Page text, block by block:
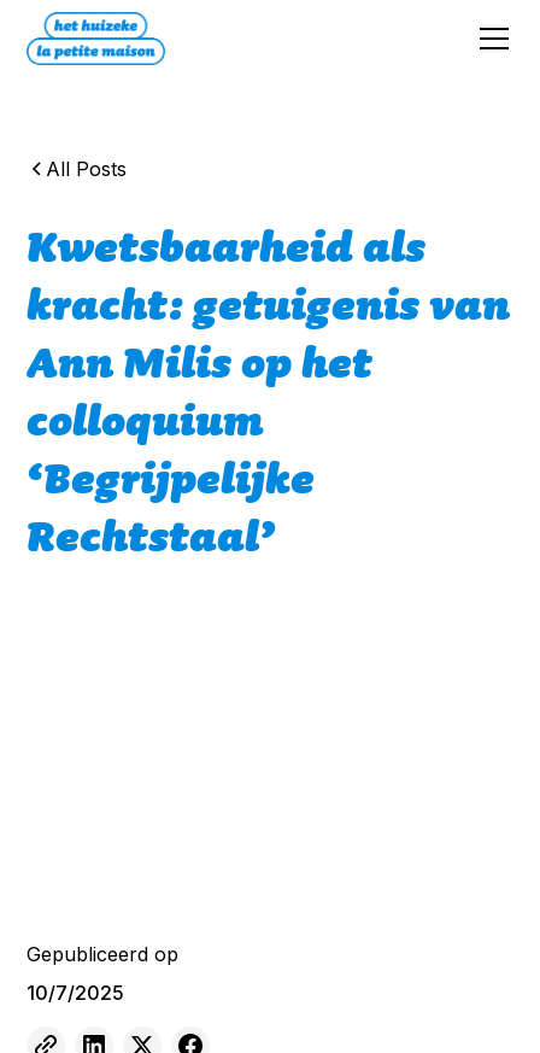
All Posts
Kwetsbaarheid als
kracht: getuigenis van
Ann Milis op het
colloquium
‘Begrijpelijke
Rechtstaal’
Gepubliceerd op
10/7/2025